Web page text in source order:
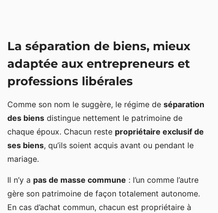
La séparation de biens, mieux
adaptée aux entrepreneurs et
professions libérales
Comme son nom le suggère, le régime de séparation
des biens distingue nettement le patrimoine de
chaque époux. Chacun reste propriétaire exclusif de
ses biens, qu’ils soient acquis avant ou pendant le
mariage.
Il n’y a pas de masse commune : l’un comme l’autre
gère son patrimoine de façon totalement autonome.
En cas d’achat commun, chacun est propriétaire à